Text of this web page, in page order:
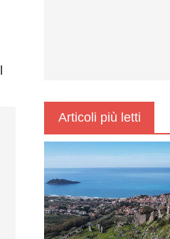
Articoli più letti